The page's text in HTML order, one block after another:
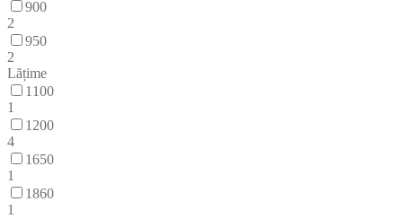
900
2
950
2
Lățime
1100
1
1200
4
1650
1
1860
1